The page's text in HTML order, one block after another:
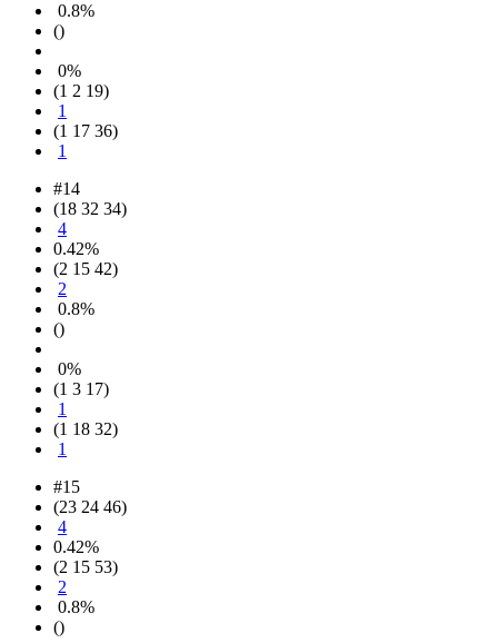
0.8%
()
0%
(1 2 19)
1
(1 17 36)
1
#14
(18 32 34)
4
0.42%
(2 15 42)
2
0.8%
()
0%
(1 3 17)
1
(1 18 32)
1
#15
(23 24 46)
4
0.42%
(2 15 53)
2
0.8%
()